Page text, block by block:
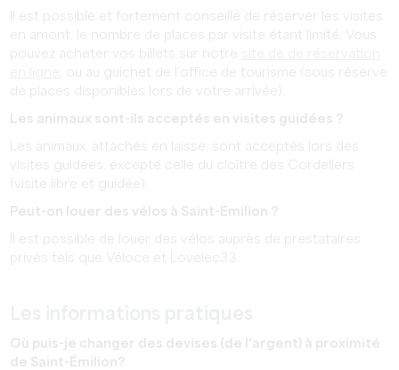
Il est possible et fortement conseillé de réserver les visites
en amont, le nombre de places par visite étant limité. Vous
pouvez acheter vos billets sur notre
, ou au guichet de l’office de tourisme (sous réserve
de places disponibles lors de votre arrivée).
Les animaux sont-ils acceptés en visites guidées ?
Les animaux, attachés en laisse, sont acceptés lors des
visites guidées, excepté celle du cloître des Cordeliers
(visite libre et guidée).
Peut-on louer des vélos à Saint-Emilion ?
Il est possible de louer des vélos auprès de prestataires
privés tels que Véloce et Lovelec33.
Où puis-je changer des devises (de l'argent) à proximité
de Saint-Émilion?